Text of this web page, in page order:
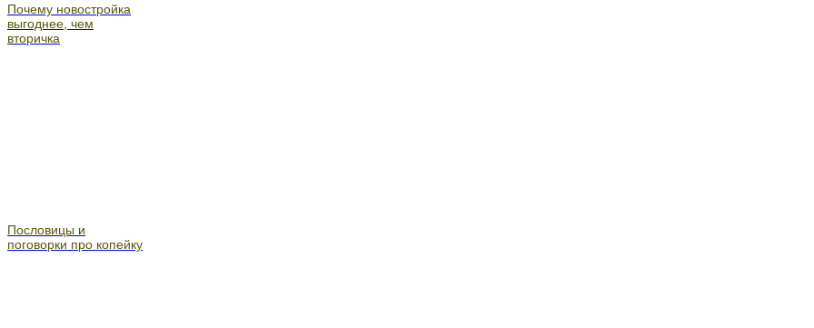
Почему новостройка
выгоднее, чем
вторичка
Пословицы и
поговорки про копейку